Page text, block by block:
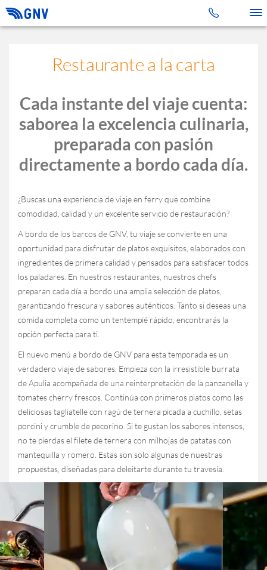
Restaurante a la carta
Cada instante del viaje cuenta:
saborea la excelencia culinaria,
preparada con pasión
directamente a bordo cada día.
¿Buscas una experiencia de viaje en ferry que combine
comodidad, calidad y un excelente servicio de restauración?
A bordo de los barcos de GNV, tu viaje se convierte en una
oportunidad para disfrutar de platos exquisitos, elaborados con
ingredientes de primera calidad y pensados para satisfacer todos
los paladares. En nuestros restaurantes, nuestros chefs
preparan cada día a bordo una amplia selección de platos,
garantizando frescura y sabores auténticos. Tanto si deseas una
comida completa como un tentempié rápido, encontrarás la
opción perfecta para ti.
El nuevo menú a bordo de GNV para esta temporada es un
verdadero viaje de sabores. Empieza con la irresistible burrata
de Apulia acompañada de una reinterpretación de la panzanella y
tomates cherry frescos. Continúa con primeros platos como las
deliciosas tagliatelle con ragú de ternera picada a cuchillo, setas
porcini y crumble de pecorino. Si te gustan los sabores intensos,
no te pierdas el filete de ternera con milhojas de patatas con
mantequilla y romero. Estas son solo algunas de nuestras
propuestas, diseñadas para deleitarte durante tu travesía.